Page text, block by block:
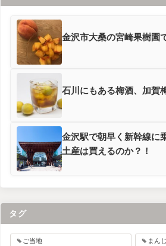
金沢市大桑の宮崎果樹園
石川にもある梅酒、加賀
金沢駅で朝早く新幹線に
土産は買えるのか？！
タグ
ご当地 まん